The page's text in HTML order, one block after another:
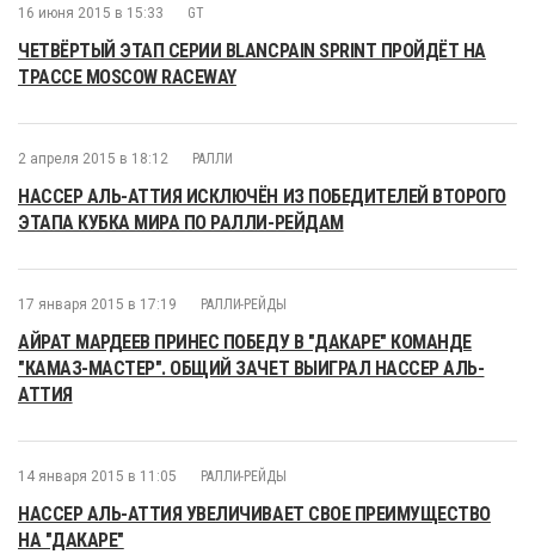
16 июня 2015 в 15:33 GT
ЧЕТВЁРТЫЙ ЭТАП СЕРИИ BLANCPAIN SPRINT ПРОЙДЁТ НА
ТРАССЕ MOSCOW RACEWAY
2 апреля 2015 в 18:12 РАЛЛИ
НАССЕР АЛЬ-АТТИЯ ИСКЛЮЧЁН ИЗ ПОБЕДИТЕЛЕЙ ВТОРОГО
ЭТАПА КУБКА МИРА ПО РАЛЛИ-РЕЙДАМ
17 января 2015 в 17:19 РАЛЛИ-РЕЙДЫ
АЙРАТ МАРДЕЕВ ПРИНЕС ПОБЕДУ В "ДАКАРЕ" КОМАНДЕ
"КАМАЗ-МАСТЕР". ОБЩИЙ ЗАЧЕТ ВЫИГРАЛ НАССЕР АЛЬ-
АТТИЯ
14 января 2015 в 11:05 РАЛЛИ-РЕЙДЫ
НАССЕР АЛЬ-АТТИЯ УВЕЛИЧИВАЕТ СВОЕ ПРЕИМУЩЕСТВО
НА "ДАКАРЕ"